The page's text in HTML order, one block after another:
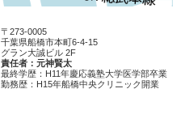
〒273-0005
千葉県船橋市本町6-4-15
グラン大誠ビル 2F
責任者：元神賢太
最終学歴：H11年慶応義塾大学医学部卒業
勤務歴：H15年船橋中央クリニック開業